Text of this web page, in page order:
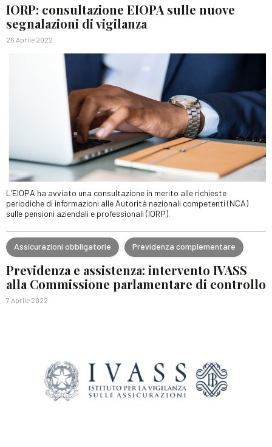
IORP: consultazione EIOPA sulle nuove
segnalazioni di vigilanza
26 Aprile 2022
L’EIOPA ha avviato una consultazione in merito alle richieste
periodiche di informazioni alle Autorità nazionali competenti (NCA)
sulle pensioni aziendali e professionali (IORP).
Assicurazioni obbligatorie Previdenza complementare
Previdenza e assistenza: intervento IVASS
alla Commissione parlamentare di controllo
7 Aprile 2022